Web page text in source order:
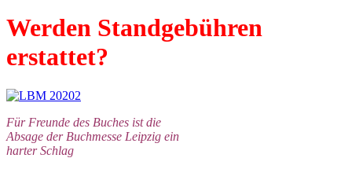
Werden Standgebühren
erstattet?
Für Freunde des Buches ist die
Absage der Buchmesse Leipzig ein
harter Schlag